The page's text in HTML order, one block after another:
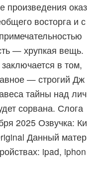
произведения оказ
восторга и с
— хрупкая вещь.
в том,
— строгий Дж
тайны над лич
сорвана. Слога
2025 Озвучка: Ки
Данный матер
ipad, iphon